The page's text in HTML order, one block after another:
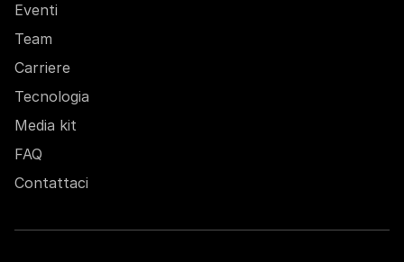
Eventi
Team
Carriere
Tecnologia
Media kit
FAQ
Contattaci